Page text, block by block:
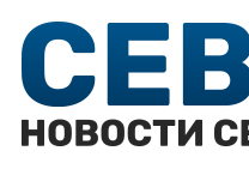
content